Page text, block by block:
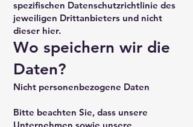
spezifischen Datenschutzrichtlinie des
jeweiligen Drittanbieters und nicht
dieser hier.
Wo speichern wir die
Daten?
Nicht personenbezogene Daten
Bitte beachten Sie, dass unsere